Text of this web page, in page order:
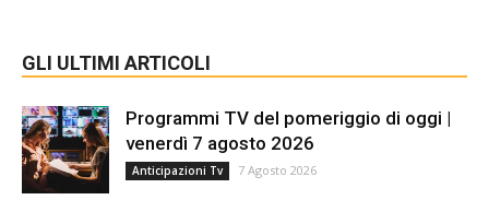
GLI ULTIMI ARTICOLI
Programmi TV del pomeriggio di oggi |
venerdì 7 agosto 2026
Anticipazioni Tv 7 Agosto 2026